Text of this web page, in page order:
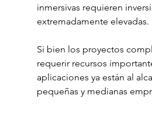
inmersivas requieren
extremadamente elevadas.
Si bien los proyectos
requerir recursos
aplicaciones ya están al
pequeñas y medianas